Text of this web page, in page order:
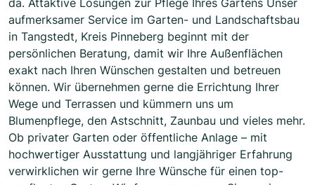
da. Attaktive Lösungen zur Pflege Ihres Gartens Unser
aufmerksamer Service im Garten- und Landschaftsbau
in Tangstedt, Kreis Pinneberg beginnt mit der
persönlichen Beratung, damit wir Ihre Außenflächen
exakt nach Ihren Wünschen gestalten und betreuen
können. Wir übernehmen gerne die Errichtung Ihrer
Wege und Terrassen und kümmern uns um
Blumenpflege, den Astschnitt, Zaunbau und vieles mehr.
Ob privater Garten oder öffentliche Anlage – mit
hochwertiger Ausstattung und langjähriger Erfahrung
verwirklichen wir gerne Ihre Wünsche für einen top-